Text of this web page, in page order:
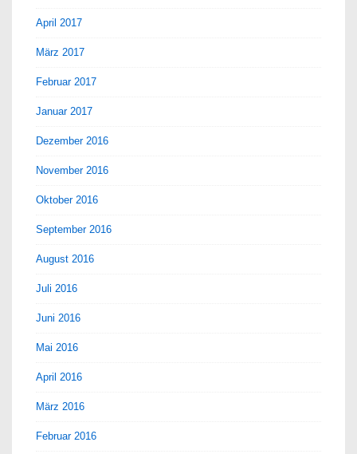
April 2017
März 2017
Februar 2017
Januar 2017
Dezember 2016
November 2016
Oktober 2016
September 2016
August 2016
Juli 2016
Juni 2016
Mai 2016
April 2016
März 2016
Februar 2016